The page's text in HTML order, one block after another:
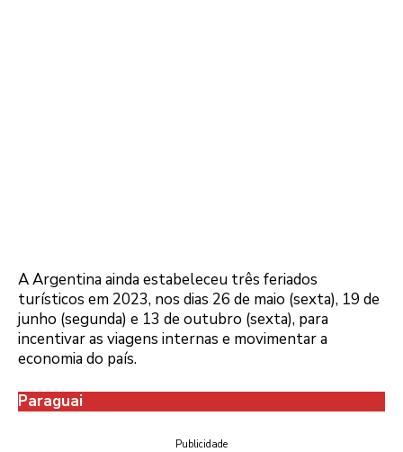
A Argentina ainda estabeleceu três feriados
turísticos em 2023, nos dias 26 de maio (sexta), 19 de
junho (segunda) e 13 de outubro (sexta), para
incentivar as viagens internas e movimentar a
economia do país.
Paraguai
Publicidade